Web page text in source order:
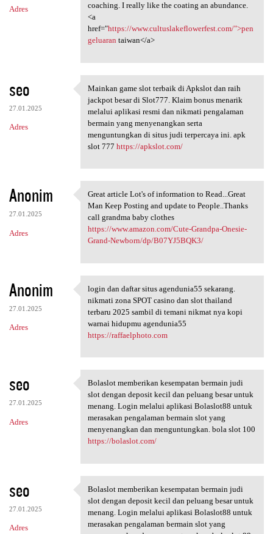
Adres
coaching. I really like the coating an abundance.
<a
href="https://www.cultuslakeflowerfest.com/">pen
geluaran taiwan</a>
seo
27.01.2025
Adres
Mainkan game slot terbaik di
Mainkan game slot terbaik di Apkslot dan raih
jackpot besar di Slot777. Klaim bonus menarik
melalui aplikasi resmi dan nikmati pengalaman
bermain yang menyenangkan serta
menguntungkan di situs judi terpercaya ini. apk
slot 777 https://apkslot.com/
Anonim
27.01.2025
Adres
Great article Lot's of
Great article Lot's of information to Read...Great
Man Keep Posting and update to People..Thanks
call grandma baby clothes
https://www.amazon.com/Cute-Grandpa-Onesie-
Grand-Newborn/dp/B07YJ5BQK3/
Anonim
27.01.2025
Adres
login dan daftar situs
login dan daftar situs agendunia55 sekarang.
nikmati zona SPOT casino dan slot thailand
terbaru 2025 sambil di temani nikmat nya kopi
warnai hidupmu agendunia55
https://raffaelphoto.com
seo
27.01.2025
Adres
Bolaslot memberikan
Bolaslot memberikan kesempatan bermain judi
slot dengan deposit kecil dan peluang besar untuk
menang. Login melalui aplikasi Bolaslot88 untuk
merasakan pengalaman bermain slot yang
menyenangkan dan menguntungkan. bola slot 100
https://bolaslot.com/
seo
27.01.2025
Adres
Bolaslot memberikan
Bolaslot memberikan kesempatan bermain judi
slot dengan deposit kecil dan peluang besar untuk
menang. Login melalui aplikasi Bolaslot88 untuk
merasakan pengalaman bermain slot yang